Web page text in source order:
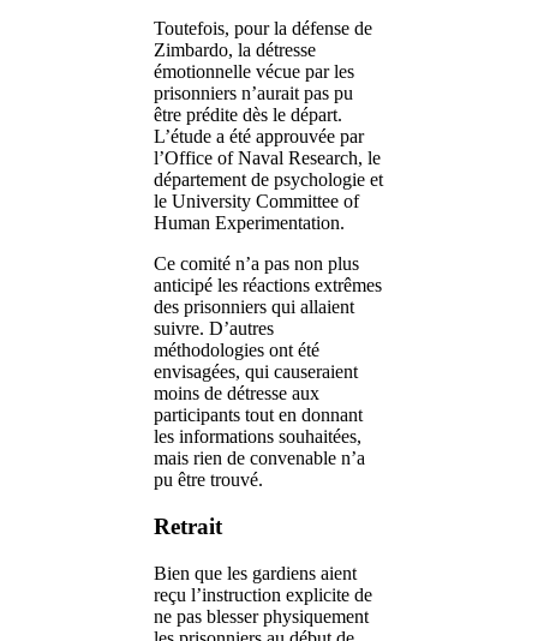
Toutefois, pour la défense de
Zimbardo, la détresse
émotionnelle vécue par les
prisonniers n’aurait pas pu
être prédite dès le départ.
L’étude a été approuvée par
l’Office of Naval Research, le
département de psychologie et
le University Committee of
Human Experimentation.
Ce comité n’a pas non plus
anticipé les réactions extrêmes
des prisonniers qui allaient
suivre. D’autres
méthodologies ont été
envisagées, qui causeraient
moins de détresse aux
participants tout en donnant
les informations souhaitées,
mais rien de convenable n’a
pu être trouvé.
Retrait
Bien que les gardiens aient
reçu l’instruction explicite de
ne pas blesser physiquement